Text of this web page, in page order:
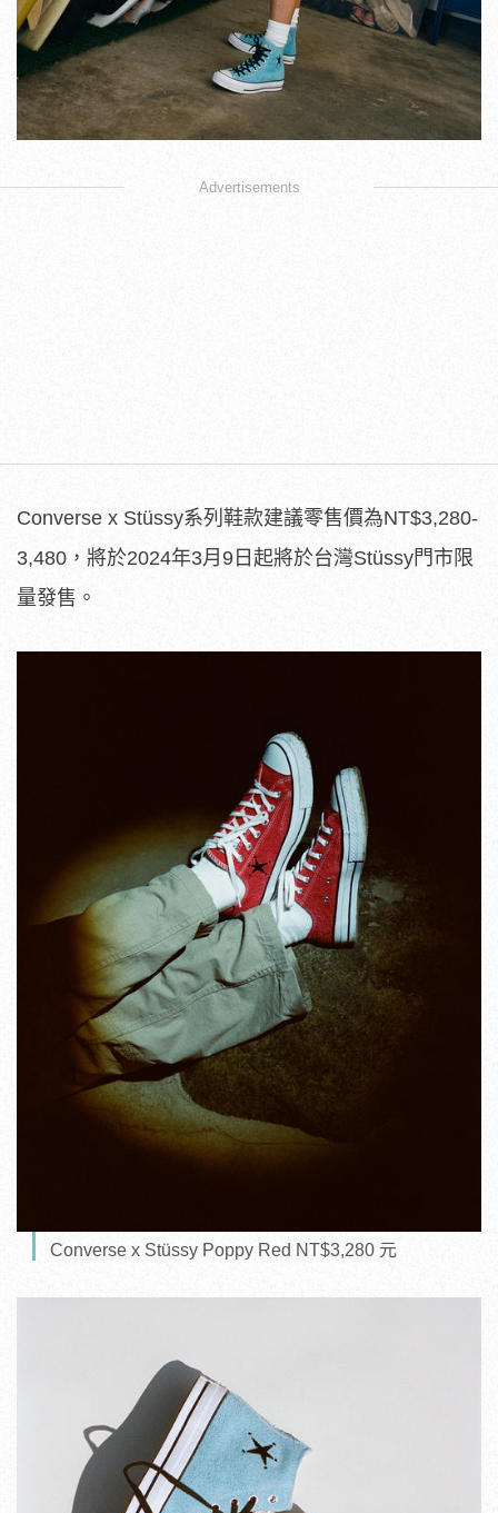
Advertisements
Converse x Stüssy系列鞋款建議零售價為NT$3,280-
3,480，將於2024年3月9日起將於台灣Stüssy門市限
量發售。
Converse x Stüssy Poppy Red NT$3,280 元